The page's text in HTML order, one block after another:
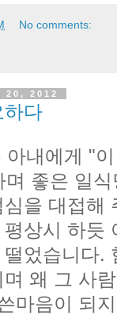
No comments:
20, 2012
하다
아내에게 "
좋은 일식
을 대접해
상시 하듯
었습니다.
왜 그 사
마음이 되